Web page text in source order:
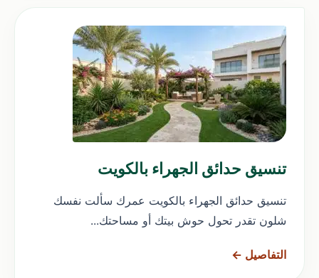
تنسيق حدائق الجهراء بالكويت
تنسيق حدائق الجهراء بالكويت عمرك سألت نفسك
شلون تقدر تحول حوش بيتك أو مساحتك...
التفاصيل ←